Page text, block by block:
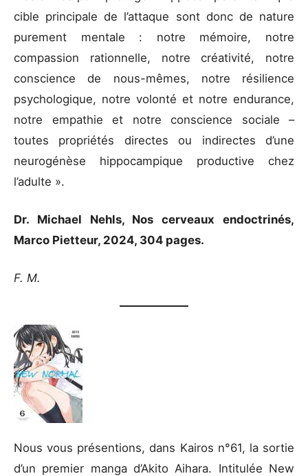
cible principale de l’attaque sont donc de nature
purement mentale : notre mémoire, notre
compassion rationnelle, notre créativité, notre
conscience de nous-mêmes, notre résilience
psychologique, notre volonté et notre endurance,
notre empathie et notre conscience sociale –
toutes propriétés directes ou indirectes d’une
neurogénèse hippocampique productive chez
l’adulte ».
Dr. Michael Nehls, Nos cerveaux endoctrinés,
Marco Pietteur, 2024, 304 pages.
F. M.
Nous vous présentions, dans Kairos n°61, la sortie
d’un premier manga d’Akito Aihara. Intitulée New